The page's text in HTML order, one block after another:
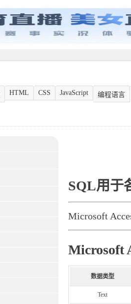
HTML CSS JavaScript 编程语言
SQL用于
Microsoft
Microsoft
数据类型
Text